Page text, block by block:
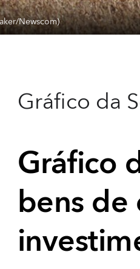
Newscom)
Gráfico da
Gráfico
bens